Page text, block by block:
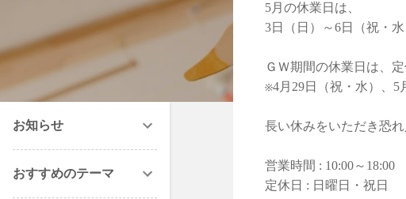
5月の休業日は、
3日（日）～6日（祝・
ＧＷ期間の休業日は、定
※4月29日（祝・水）、5
長い休みをいただき恐
営業時間 : 10:00～18:00
定休日 : 日曜日・祝日
お知らせ
おすすめのテーマ